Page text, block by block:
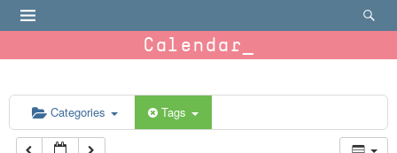
Calendar
Categories Tags
6:00 am